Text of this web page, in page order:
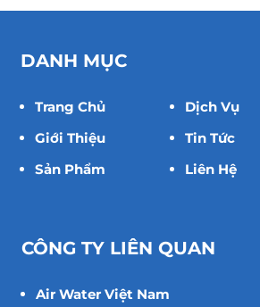
DANH MỤC
Trang Chủ
Dịch Vụ
Giới Thiệu
Tin Tức
Sản Phẩm
Liên Hệ
CÔNG TY LIÊN QUAN
Air Water Việt Nam